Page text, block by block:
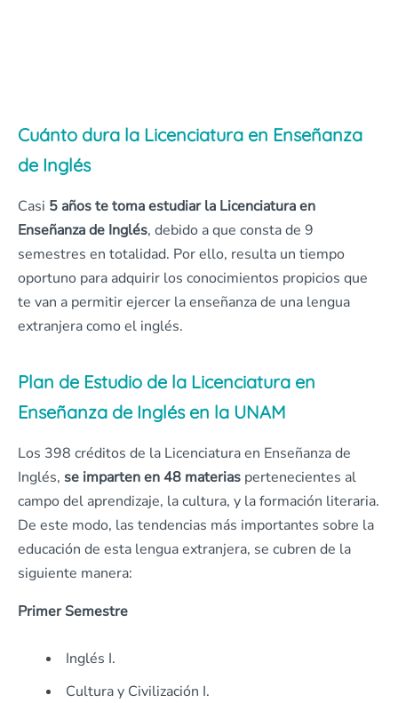
Cuánto dura la Licenciatura en Enseñanza
de Inglés
Casi 5 años te toma estudiar la Licenciatura en
Enseñanza de Inglés, debido a que consta de 9
semestres en totalidad. Por ello, resulta un tiempo
oportuno para adquirir los conocimientos propicios que
te van a permitir ejercer la enseñanza de una lengua
extranjera como el inglés.
Plan de Estudio de la Licenciatura en
Enseñanza de Inglés en la UNAM
Los 398 créditos de la Licenciatura en Enseñanza de
Inglés, se imparten en 48 materias pertenecientes al
campo del aprendizaje, la cultura, y la formación literaria.
De este modo, las tendencias más importantes sobre la
educación de esta lengua extranjera, se cubren de la
siguiente manera:
Primer Semestre
Inglés I.
Cultura y Civilización I.